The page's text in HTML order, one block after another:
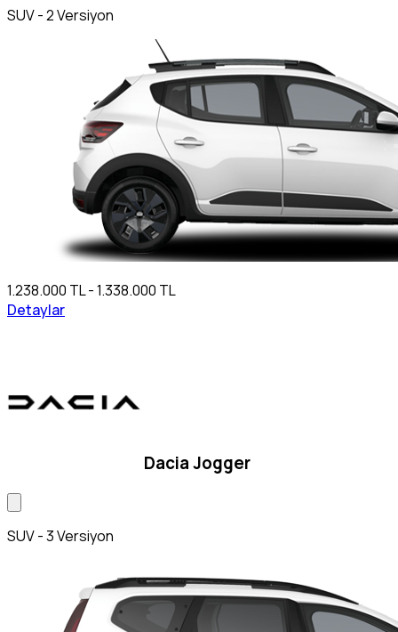
SUV - 2 Versiyon
1.238.000 TL - 1.338.000 TL
Detaylar
Dacia Jogger
SUV - 3 Versiyon